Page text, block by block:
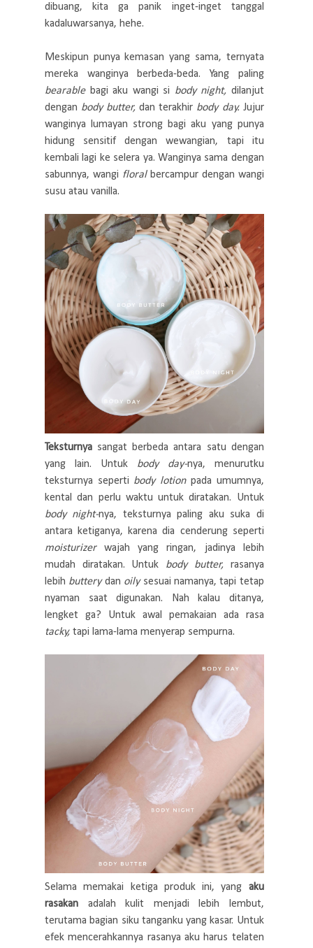
dibuang, kita ga panik inget-inget tanggal
kadaluwarsanya, hehe.
Meskipun punya kemasan yang sama, ternyata
mereka wanginya berbeda-beda. Yang paling
bearable bagi aku wangi si body night, dilanjut
dengan body butter,dan terakhir body day. Jujur
wanginya lumayan strong bagi aku yang punya
hidung sensitif dengan wewangian, tapi itu
kembali lagi ke selera ya. Wanginya sama dengan
sabunnya, wangi floral bercampur dengan wangi
susu atau vanilla.
Teksturnya sangat berbeda antara satu dengan
yang lain. Untuk body day-nya, menurutku
teksturnya seperti body lotion pada umumnya,
kental dan perlu waktu untuk diratakan. Untuk
body night-nya, teksturnya paling aku suka di
antara ketiganya, karena dia cenderung seperti
moisturizerwajah yang ringan, jadinya lebih
mudah diratakan. Untuk body butter, rasanya
lebih butterydan oily sesuai namanya, tapi tetap
nyaman saat digunakan. Nah kalau ditanya,
lengket ga? Untuk awal pemakaian ada rasa
tacky, tapi lama-lama menyerap sempurna.
Selama memakai ketiga produk ini, yang aku
rasakan adalah kulit menjadi lebih lembut,
terutama bagian siku tanganku yang kasar. Untuk
efek mencerahkannya rasanya aku harus telaten